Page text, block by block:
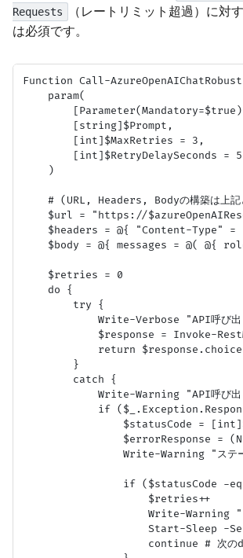
Requests
（レートリミット超過）に対
は必須です。
Function Call-
    param(
        [string]$Prompt,
        [int]$MaxRetries = 3,
        [int]$RetryDelaySeconds = 5
    )
# (URL, Headers, Bodyの構築は上記
$url = "https://
$headers = @{ "Content-Type" =
$body = @{ messages = @( @{
    $retries = 0
    do {
        try {
Write-Verbose "API呼び
$response = Invoke-
return
        }
        catch {
Write-Warning "API呼び出
if
$statusCode =
$errorResponse =
Write-Warning "ステ
if ($statusCode -
                    $retries++
Write-Warning "
Start-Sleep -
continue # 次の